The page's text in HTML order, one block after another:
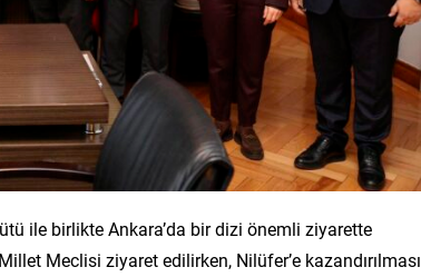
ile birlikte Ankara’da bir dizi önemli ziyarette
Meclisi ziyaret edilirken, Nilüfer’e kazandırılması